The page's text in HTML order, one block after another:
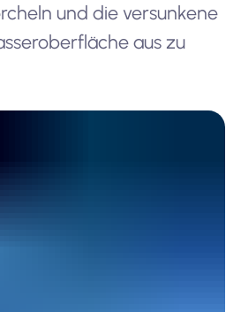
und die versunkene
aus zu